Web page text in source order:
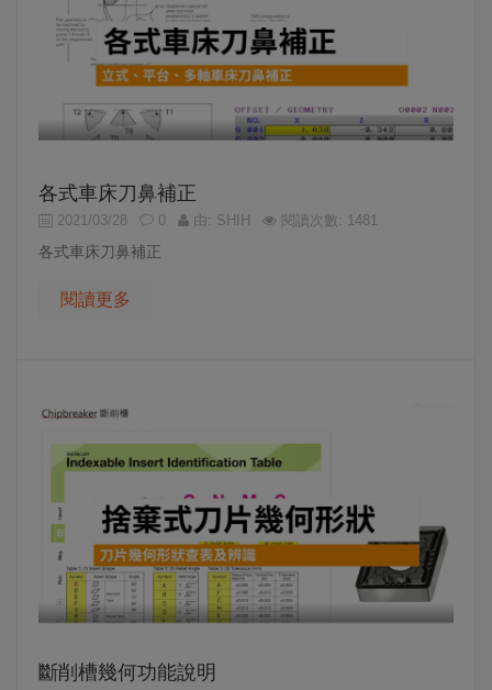
各式車床刀鼻補正
2021/03/28 0 由: SHIH 閱讀次數: 1481
各式車床刀鼻補正
閱讀更多
斷削槽幾何功能說明